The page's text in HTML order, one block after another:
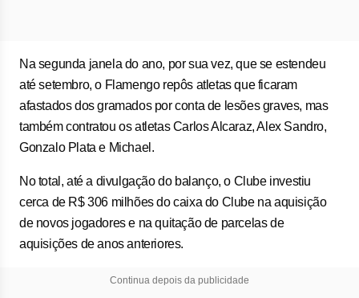
Na segunda janela do ano, por sua vez, que se estendeu
até setembro, o Flamengo repôs atletas que ficaram
afastados dos gramados por conta de lesões graves, mas
também contratou os atletas Carlos Alcaraz, Alex Sandro,
Gonzalo Plata e Michael.
No total, até a divulgação do balanço, o Clube investiu
cerca de R$ 306 milhões do caixa do Clube na aquisição
de novos jogadores e na quitação de parcelas de
aquisições de anos anteriores.
Continua depois da publicidade